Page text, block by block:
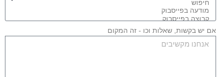
יש בקשות, שאלות וכו - זה המקום